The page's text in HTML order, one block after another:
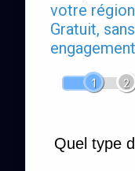
votre
Gratuit,
1 2
Quel type